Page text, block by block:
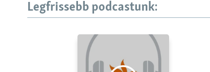
Legfrissebb podcastunk: